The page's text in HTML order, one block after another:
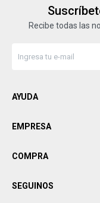
Recibe todas las
AYUDA
EMPRESA
COMPRA
SEGUINOS